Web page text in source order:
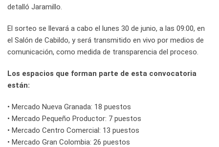
detalló Jaramillo.
El sorteo se llevará a cabo el lunes 30 de junio, a las 09:00, en
el Salón de Cabildo, y será transmitido en vivo por medios de
comunicación, como medida de transparencia del proceso.
Los espacios que forman parte de esta convocatoria
están:
• Mercado Nueva Granada: 18 puestos
• Mercado Pequeño Productor: 7 puestos
• Mercado Centro Comercial: 13 puestos
• Mercado Gran Colombia: 26 puestos